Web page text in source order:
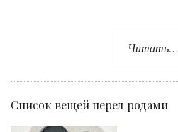
Читать…
Список вещей перед родами